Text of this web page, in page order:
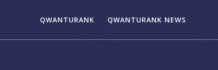
QWANTURANK QWANTURANK NEWS